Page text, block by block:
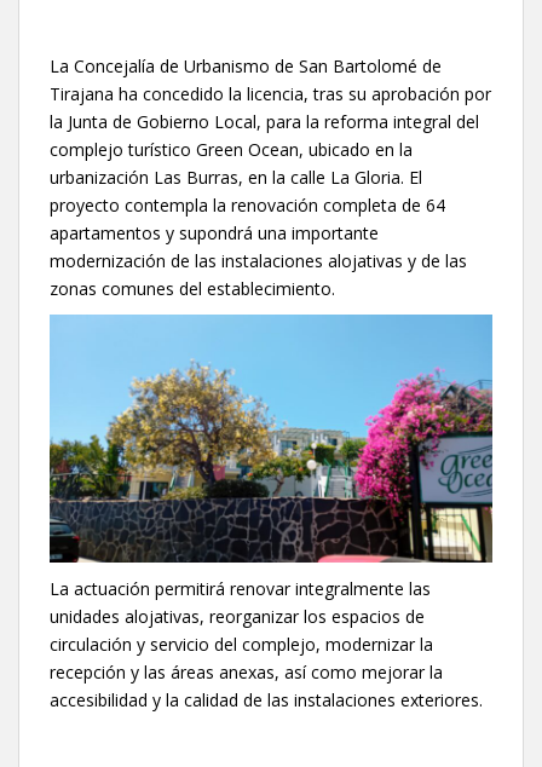
La Concejalía de Urbanismo de San Bartolomé de
Tirajana ha concedido la licencia, tras su aprobación por
la Junta de Gobierno Local, para la reforma integral del
complejo turístico Green Ocean, ubicado en la
urbanización Las Burras, en la calle La Gloria. El
proyecto contempla la renovación completa de 64
apartamentos y supondrá una importante
modernización de las instalaciones alojativas y de las
zonas comunes del establecimiento.
La actuación permitirá renovar integralmente las
unidades alojativas, reorganizar los espacios de
circulación y servicio del complejo, modernizar la
recepción y las áreas anexas, así como mejorar la
accesibilidad y la calidad de las instalaciones exteriores.